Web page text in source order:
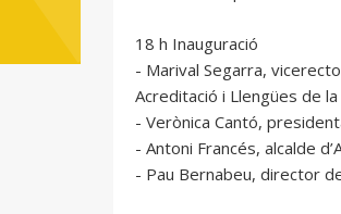
18 h Inauguració
- Marival Segarra,
Acreditació i Llengües de
- Verònica Cantó,
- Antoni Francés, alcalde
- Pau Bernabeu, director